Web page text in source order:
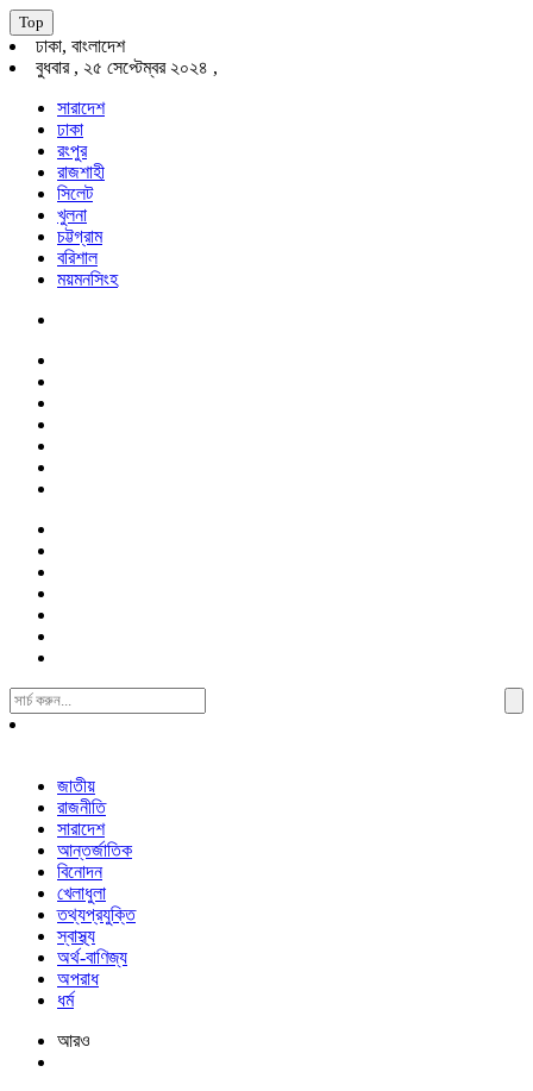
Top
ঢাকা, বাংলাদেশ
বুধবার , ২৫ সেপ্টেম্বর ২০২৪ ,
সারাদেশ
ঢাকা
রংপুর
রাজশাহী
সিলেট
খুলনা
চট্টগ্রাম
বরিশাল
ময়মনসিংহ
Search
For:
জাতীয়
রাজনীতি
সারাদেশ
আন্তর্জাতিক
বিনোদন
খেলাধুলা
তথ্যপ্রযুক্তি
স্বাস্থ্য
অর্থ-বাণিজ্য
অপরাধ
ধর্ম
আরও